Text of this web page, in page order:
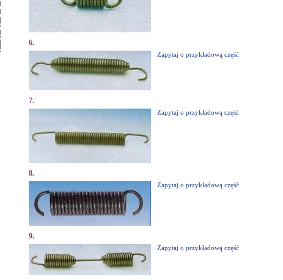
6.
Zapytaj o przykładową część
7.
Zapytaj o przykładową część
8.
Zapytaj o przykładową część
9.
Zapytaj o przykładową część